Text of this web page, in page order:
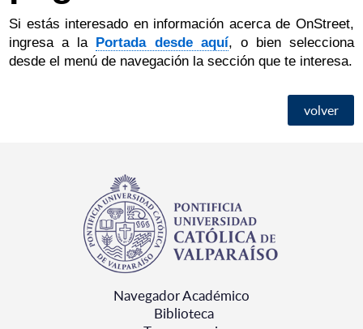
Si estás interesado en información acerca de OnStreet,
ingresa a la
Portada desde aquí, o bien selecciona
desde el menú de navegación la sección que te interesa.
volver
Navegador Académico
Biblioteca